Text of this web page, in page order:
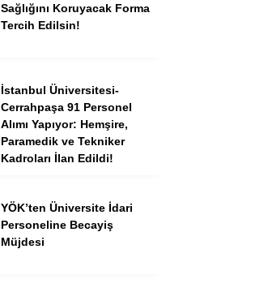
Sağlığını Koruyacak Forma
Tercih Edilsin!
İstanbul Üniversitesi-
Cerrahpaşa 91 Personel
Alımı Yapıyor: Hemşire,
Paramedik ve Tekniker
Kadroları İlan Edildi!
YÖK’ten Üniversite İdari
Personeline Becayiş
Müjdesi